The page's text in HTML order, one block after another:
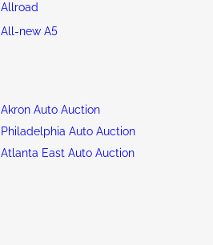
Allroad
All-new A5
Akron Auto Auction
Philadelphia Auto Auction
Atlanta East Auto Auction